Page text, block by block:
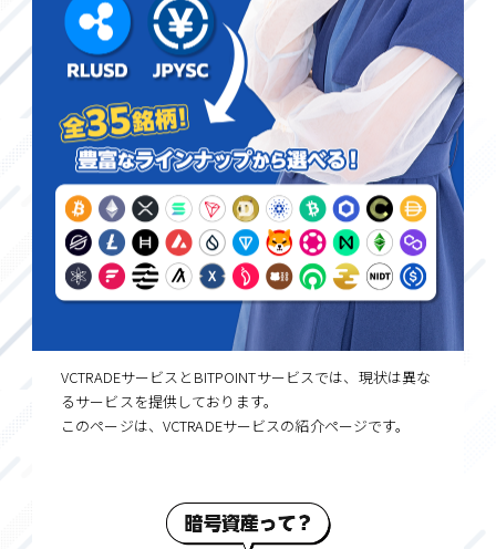
VCTRADEサービスとBITPOINTサービスでは、現状は異な
るサービスを提供しております。
このページは、VCTRADEサービスの紹介ページです。